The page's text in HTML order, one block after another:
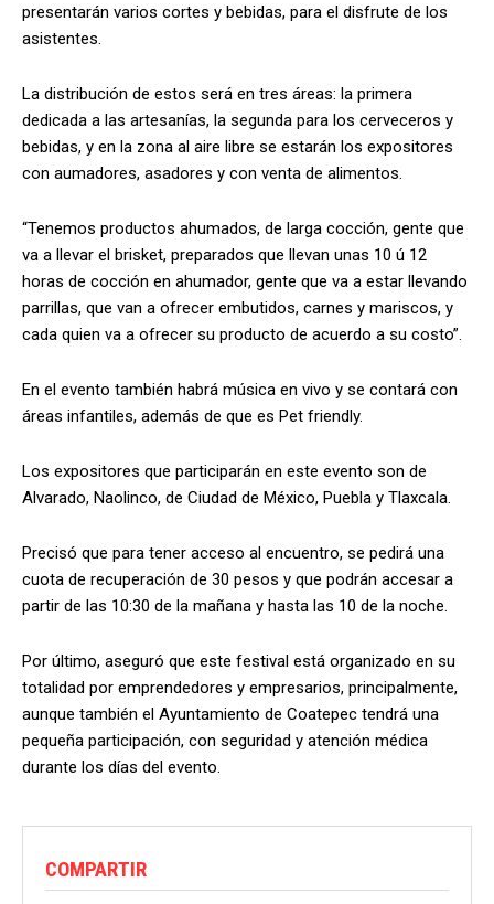
presentarán varios cortes y bebidas, para el disfrute de los
asistentes.
La distribución de estos será en tres áreas: la primera
dedicada a las artesanías, la segunda para los cerveceros y
bebidas, y en la zona al aire libre se estarán los expositores
con aumadores, asadores y con venta de alimentos.
“Tenemos productos ahumados, de larga cocción, gente que
va a llevar el brisket, preparados que llevan unas 10 ú 12
horas de cocción en ahumador, gente que va a estar llevando
parrillas, que van a ofrecer embutidos, carnes y mariscos, y
cada quien va a ofrecer su producto de acuerdo a su costo”.
En el evento también habrá música en vivo y se contará con
áreas infantiles, además de que es Pet friendly.
Los expositores que participarán en este evento son de
Alvarado, Naolinco, de Ciudad de México, Puebla y Tlaxcala.
Precisó que para tener acceso al encuentro, se pedirá una
cuota de recuperación de 30 pesos y que podrán accesar a
partir de las 10:30 de la mañana y hasta las 10 de la noche.
Por último, aseguró que este festival está organizado en su
totalidad por emprendedores y empresarios, principalmente,
aunque también el Ayuntamiento de Coatepec tendrá una
pequeña participación, con seguridad y atención médica
durante los días del evento.
COMPARTIR